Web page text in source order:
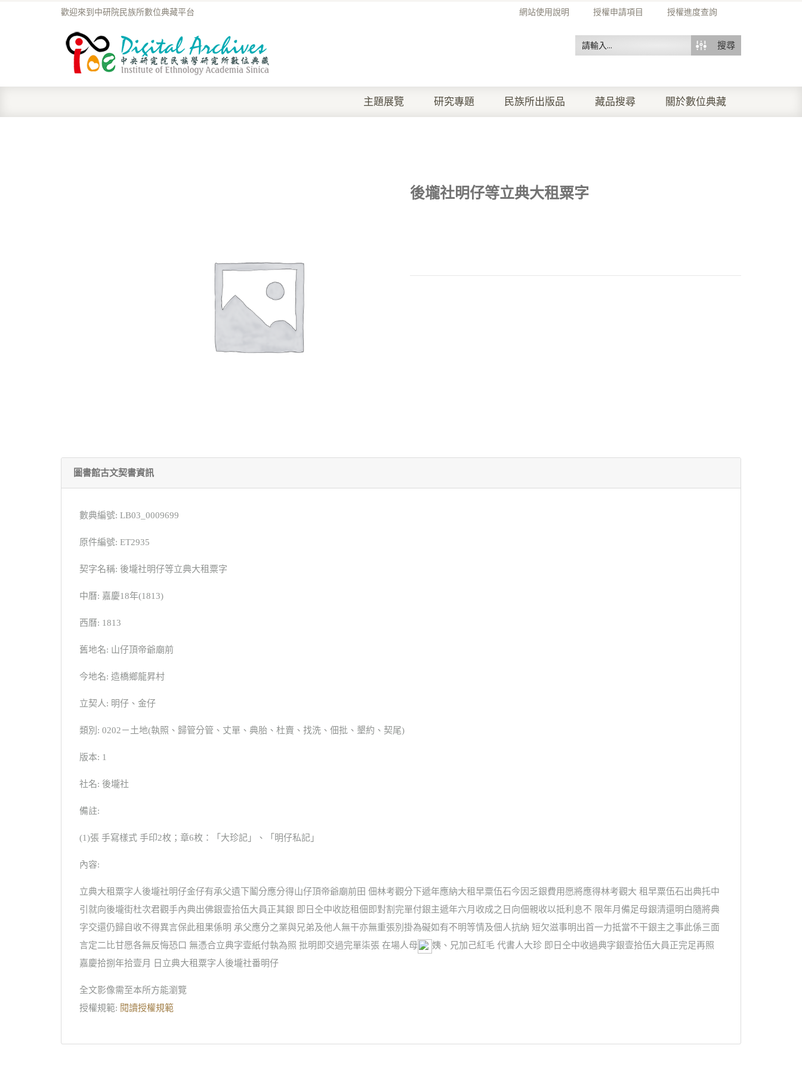
網站使用說明 授權申請項目 授權進度查詢
歡迎來到中研院民族所數位典藏平台
搜尋
主題展覽 研究專題 民族所出版品 藏品搜尋 關於數位典藏
後壠社明仔等立典大租粟字
圖書館古文契書資訊
數典編號: LB03_0009699
原件編號: ET2935
契字名稱: 後壠社明仔等立典大租粟字
中曆: 嘉慶18年(1813)
西曆: 1813
舊地名: 山仔頂帝爺廟前
今地名: 造橋鄉龍昇村
立契人: 明仔、金仔
類別: 0202－土地(執照、歸管分管、丈單、典胎、杜賣、找洗、佃批、墾約、契尾)
版本: 1
社名: 後壠社
備註:
(1)張 手寫樣式 手印2枚；章6枚：「大珍記」、「明仔私記」
內容:
立典大租粟字人後壠社明仔金仔有承父遺下鬮分應分得山仔頂帝爺廟前田 佃林考觀分下遞年應納大租早粟伍石今因乏銀費用愿將應得林考觀大 租早粟伍石出典托中
引就向後壠街杜次君觀手內典出佛銀壹拾伍大員正其銀 即日仝中收訖租佃即對割完單付銀主遞年六月收成之日向佃親收以抵利息不 限年月備足母銀清還明白隨將典
字交還仍歸自收不得異言保此租果係明 承父應分之業與兄弟及他人無干亦無重張別掛為礙如有不明等情及佃人抗納 短欠滋事明出首一力抵當不干銀主之事此係三面
言定二比甘愿各無反悔恐口 無憑合立典字壹紙付執為照 批明即交過完單柒張 在場人母
姨、兄加己紅毛 代書人大珍 即日仝中收過典字銀壹拾伍大員正完足再照
嘉慶拾捌年拾壹月 日立典大租粟字人後壠社番明仔
全文影像需至本所方能瀏覽
授權規範: 閱讀授權規範